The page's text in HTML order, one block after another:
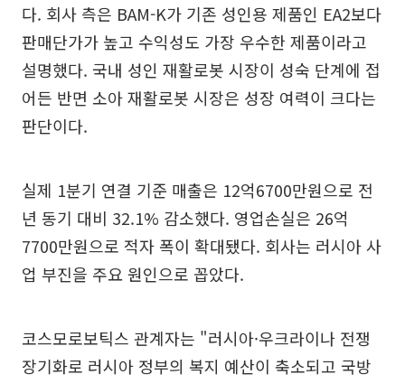
다. 회사 측은 BAM-K가 기존 성인용 제품인 EA2보다
판매단가가 높고 수익성도 가장 우수한 제품이라고
설명했다. 국내 성인 재활로봇 시장이 성숙 단계에 접
어든 반면 소아 재활로봇 시장은 성장 여력이 크다는
판단이다.
실제 1분기 연결 기준 매출은 12억6700만원으로 전
년 동기 대비 32.1% 감소했다. 영업손실은 26억
7700만원으로 적자 폭이 확대됐다. 회사는 러시아 사
업 부진을 주요 원인으로 꼽았다.
코스모로보틱스 관계자는 "러시아·우크라이나 전쟁
장기화로 러시아 정부의 복지 예산이 축소되고 국방